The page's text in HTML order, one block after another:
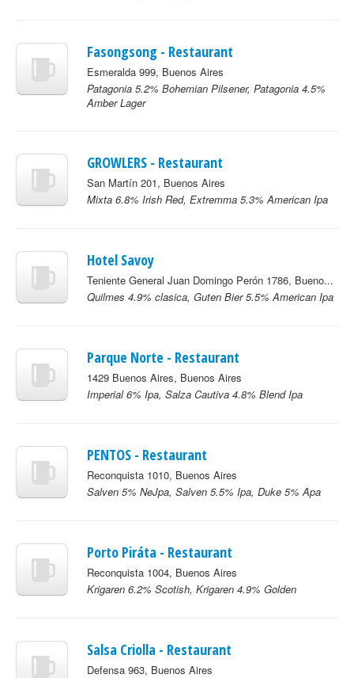
Fasongsong - Restaurant
Esmeralda 999, Buenos Aires
Patagonia 5.2% Bohemian Pilsener, Patagonia 4.5%
Amber Lager
GROWLERS - Restaurant
San Martín 201, Buenos Aires
Mixta 6.8% Irish Red, Extremma 5.3% American Ipa
Hotel Savoy
Teniente General Juan Domingo Perón 1786, Bueno...
Quilmes 4.9% clasica, Guten Bier 5.5% American Ipa
Parque Norte - Restaurant
1429 Buenos Aires, Buenos Aires
Imperial 6% Ipa, Salza Cautiva 4.8% Blend Ipa
PENTOS - Restaurant
Reconquista 1010, Buenos Aires
Salven 5% NeJpa, Salven 5.5% Ipa, Duke 5% Apa
Porto Piráta - Restaurant
Reconquista 1004, Buenos Aires
Krigaren 6.2% Scotish, Krigaren 4.9% Golden
Salsa Criolla - Restaurant
Defensa 963, Buenos Aires